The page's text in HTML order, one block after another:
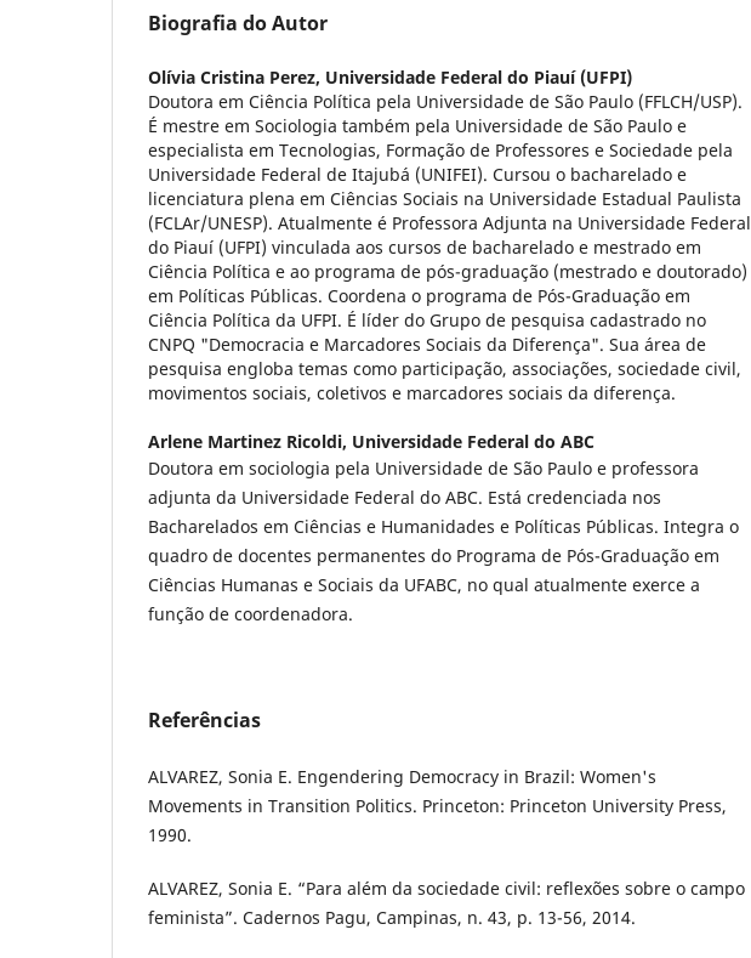
Biografia do Autor
Olívia Cristina Perez, Universidade Federal do Piauí (UFPI)
Doutora em Ciência Política pela Universidade de São Paulo (FFLCH/USP).
É mestre em Sociologia também pela Universidade de São Paulo e
especialista em Tecnologias, Formação de Professores e Sociedade pela
Universidade Federal de Itajubá (UNIFEI). Cursou o bacharelado e
licenciatura plena em Ciências Sociais na Universidade Estadual Paulista
(FCLAr/UNESP). Atualmente é Professora Adjunta na Universidade Federal
do Piauí (UFPI) vinculada aos cursos de bacharelado e mestrado em
Ciência Política e ao programa de pós-graduação (mestrado e doutorado)
em Políticas Públicas. Coordena o programa de Pós-Graduação em
Ciência Política da UFPI. É líder do Grupo de pesquisa cadastrado no
CNPQ "Democracia e Marcadores Sociais da Diferença". Sua área de
pesquisa engloba temas como participação, associações, sociedade civil,
movimentos sociais, coletivos e marcadores sociais da diferença.
Arlene Martinez Ricoldi, Universidade Federal do ABC
Doutora em sociologia pela Universidade de São Paulo e professora
adjunta da Universidade Federal do ABC. Está credenciada nos
Bacharelados em Ciências e Humanidades e Políticas Públicas. Integra o
quadro de docentes permanentes do Programa de Pós-Graduação em
Ciências Humanas e Sociais da UFABC, no qual atualmente exerce a
função de coordenadora.
Referências
ALVAREZ, Sonia E. Engendering Democracy in Brazil: Women's
Movements in Transition Politics. Princeton: Princeton University Press,
1990.
ALVAREZ, Sonia E. “Para além da sociedade civil: reflexões sobre o campo
feminista”. Cadernos Pagu, Campinas, n. 43, p. 13-56, 2014.